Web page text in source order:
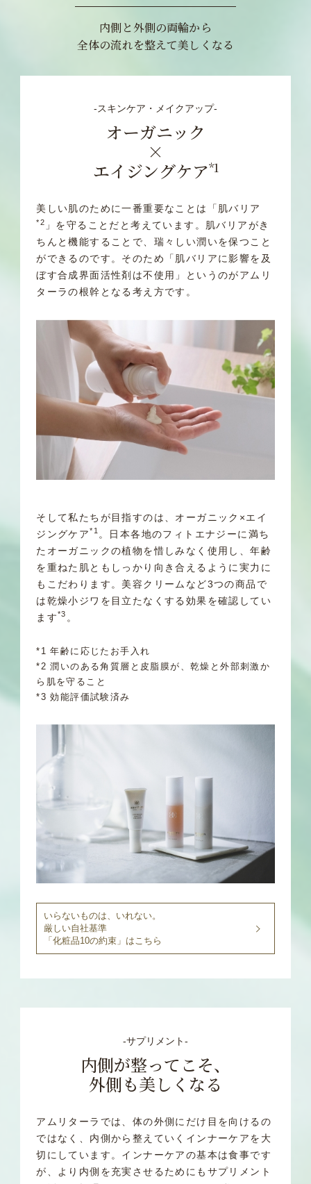
内側と外側の両輪から
全体の流れを整えて美しくなる
‐スキンケア・メイクアップ‐
オーガニック
×
エイジングケア*1
美しい肌のために一番重要なことは「肌バリア
*2 」を守ることだと考えています。肌バリアがき
ちんと機能することで、 瑞々しい潤いを保つこと
ができるのです。そのため「肌バリアに影響を及
ぼす合成界面活性剤は不使用」というのがアムリ
ターラの根幹となる考え方です。
そして私たちが目指すのは、オーガニック×エイ
ジングケア*1 。日本各地のフィトエナジーに満ち
たオーガニックの植物を惜しみなく使用し、年齢
を重ねた肌ともしっかり向き合えるように実力に
もこだわります。美容クリームなど3つの商品で
は乾燥小ジワを目立たなくする効果を確認してい
ます*3 。
*1 年齢に応じたお手入れ
*2 潤いのある角質層と皮脂膜が、乾燥と外部刺激か
ら肌を守ること
*3 効能評価試験済み
いらないものは、いれない。
厳しい自社基準
「化粧品10の約束」はこちら
‐サプリメント‐
内側が整ってこそ、
外側も美しくなる
アムリターラでは、体の外側にだけ目を向けるの
ではなく、内側から整えていくインナーケアを大
切にしています。 インナーケアの基本は食事です
が、より内側を充実させるためにもサプリメント